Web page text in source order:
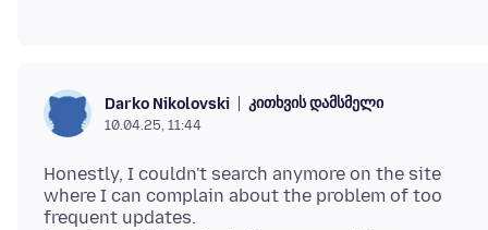
Darko Nikolovski კითხვის დამსმელი
10.04.25, 11:44
Honestly, I couldn't search anymore on the site
where I can complain about the problem of too
frequent updates.